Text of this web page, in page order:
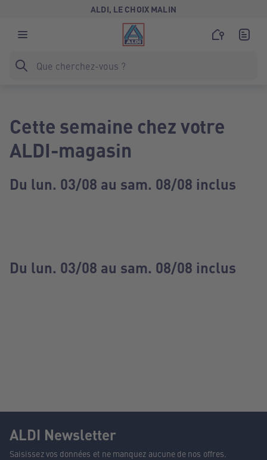
ALDI, LE CHOIX MALIN
Cette semaine chez votre
ALDI-magasin
Du lun. 03/08 au sam. 08/08 inclus
Du lun. 03/08 au sam. 08/08 inclus
ALDI Newsletter
Saisissez vos données et ne manquez aucune de nos offres.